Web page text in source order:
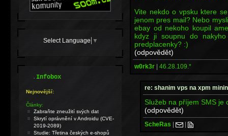
Vite nekdo o vpsku ktere
jenom pres mail? Nebo
ebay od nekoho koupil
kdyz ji soupnu do
predplacenky? :)
(odpovědět)
w0rk3r | 46.28.109.*
re: shanim vps na xpm
Služeb na příjem SMS
(odpovědět)
ScheRas | |
Select Language ▼
.Infobox
Nejnovější:
Články:
Zabraňte zneužití svých dat
Skrytí oprávnění v Androidu (CVE-
2019-2089)
Studie: Třetina českých e-shopů